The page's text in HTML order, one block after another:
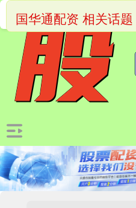
国华通配资 相关话题